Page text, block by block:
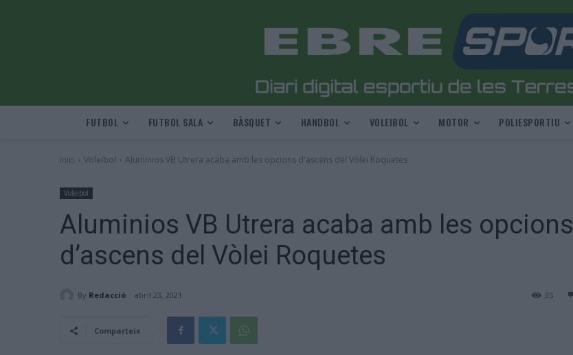
FUTBOL FUTBOL SALA BÀSQUET HANDBOL VOLEIBOL MOTOR POLIESPORTIU
Inici Voleibol Aluminios VB Utrera acaba amb les opcions d'ascens del Vòlei Roquetes
Voleibol
Aluminios VB Utrera acaba amb les opcions
d’ascens del Vòlei Roquetes
By Redacció abril 23, 2021 35
Comparteix